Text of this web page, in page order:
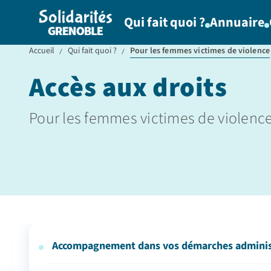
Qui fait quoi ? Annuaire
Accueil Qui fait quoi ? Pour les femmes victimes de violence
Accès aux droits
Pour les femmes victimes de
Accompagnement dans vos